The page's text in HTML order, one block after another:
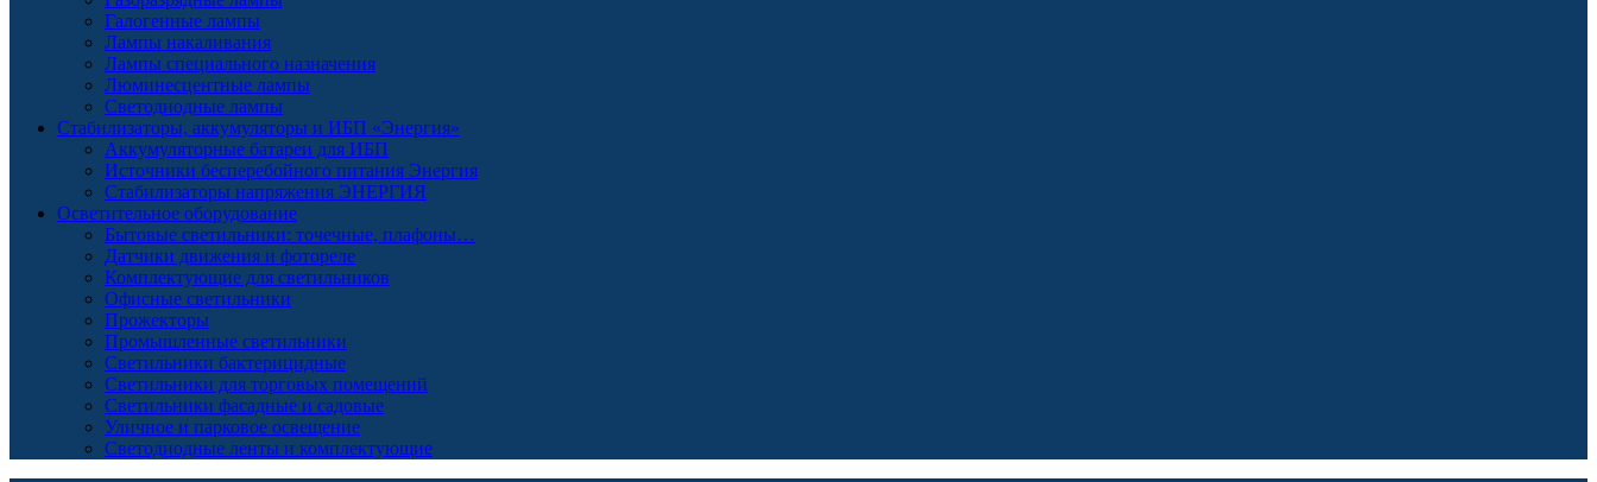
Галогенные лампы
Лампы накаливания
Лампы специального назначения
Люминесцентные лампы
Светодиодные лампы
Стабилизаторы, аккумуляторы и ИБП «Энергия»
Аккумуляторные батареи для ИБП
Источники бесперебойного питания Энергия
Стабилизаторы напряжения ЭНЕРГИЯ
Осветительное оборудование
Бытовые светильники: точечные, плафоны…
Датчики движения и фотореле
Комплектующие для светильников
Офисные светильники
Прожекторы
Промышленные светильники
Светильники бактерицидные
Светильники для торговых помещений
Светильники фасадные и садовые
Уличное и парковое освещение
Светодиодные ленты и комплектующие